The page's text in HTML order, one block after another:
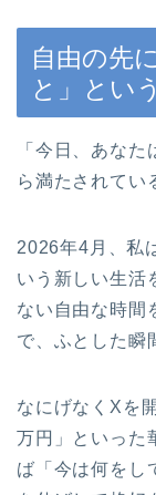
自由の先
と」とい
「今日、あな
ら満たされてい
2026年4月、私
いう新しい生活
ない自由な時間
で、ふとした瞬
なにげなくXを
万円」といった
ば「今は何をし